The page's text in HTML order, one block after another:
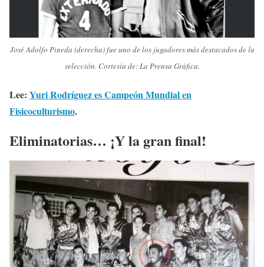
José Adolfo Pineda (derecha) fue uno de los jugadores más destacados de la
selección. Cortesía de: La Prensa Gráfica.
Lee: Yuri Rodríguez es Campeón Mundial en
Fisicoculturismo.
Eliminatorias… ¡Y la gran final!